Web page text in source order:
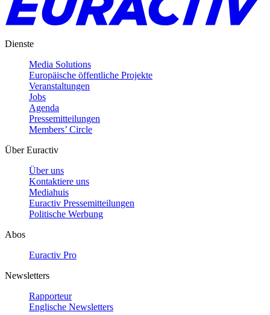
Dienste
Media Solutions
Europäische öffentliche Projekte
Veranstaltungen
Jobs
Agenda
Pressemitteilungen
Members’ Circle
Über Euractiv
Über uns
Kontaktiere uns
Mediahuis
Euractiv Pressemitteilungen
Politische Werbung
Abos
Euractiv Pro
Newsletters
Rapporteur
Englische Newsletters